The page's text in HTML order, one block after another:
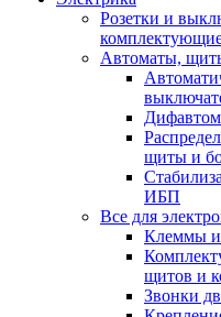
Розетки и
Автоматы,
щиты и
ИБП
Все для
Клеммы
щитов и
Звонки